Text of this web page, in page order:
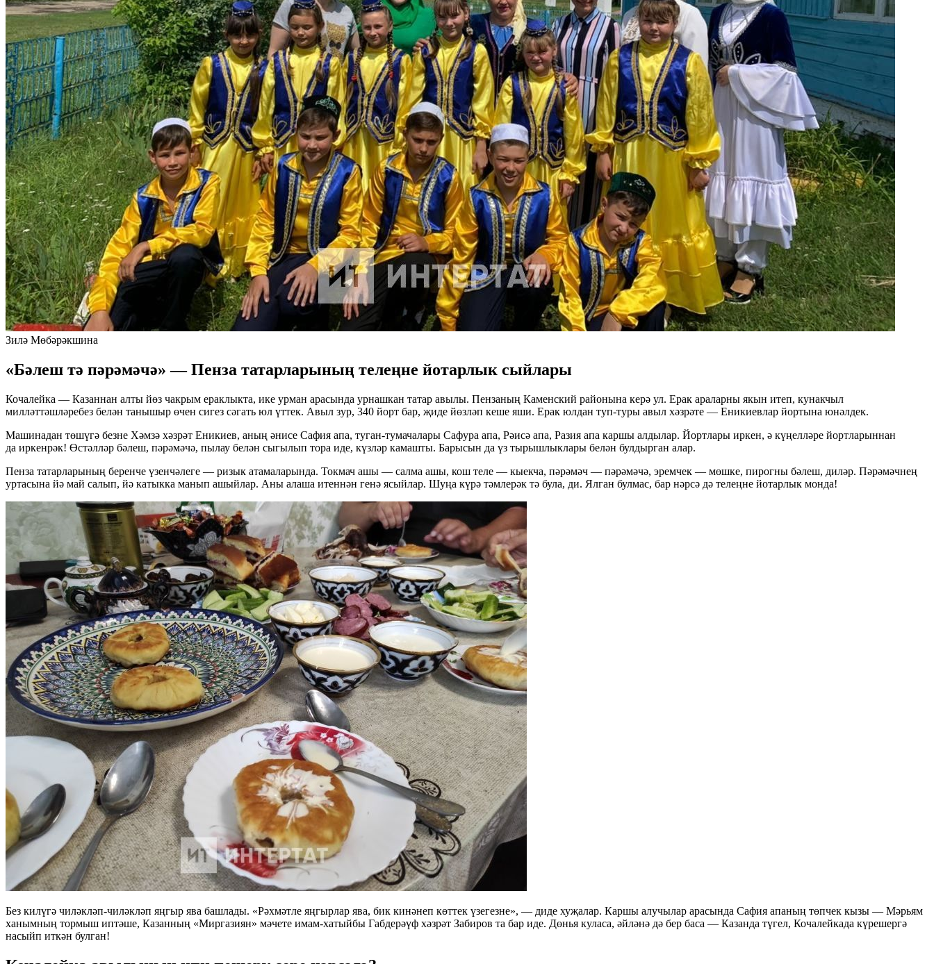
Зилә Мөбәрәкшина
«Бәлеш тә пәрәмәчә» — Пенза татарларының телеңне йотарлык сыйлары
Кочалейка — Казаннан алты йөз чакрым ераклыкта, ике урман арасында урнашкан татар авылы. Пензаның Каменский районына керә ул. Ерак араларны якын итеп, кунакчыл
милләттәшләребез белән танышыр өчен сигез сәгать юл үттек. Авыл зур, 340 йорт бар, җиде йөзләп кеше яши. Ерак юлдан туп-туры авыл хәзрәте — Еникиевлар йортына юнәлдек.
Машинадан төшүгә безне Хәмзә хәзрәт Еникиев, аның әнисе Сафия апа, туган-тумачалары Сафура апа, Рәисә апа, Разия апа каршы алдылар. Йортлары иркен, ә күңелләре йортларыннан
да иркенрәк! Өстәлләр бәлеш, пәрәмәчә, пылау белән сыгылып тора иде, күзләр камашты. Барысын да үз тырышлыклары белән булдырган алар.
Пенза татарларының беренче үзенчәлеге — ризык атамаларында. Токмач ашы — салма ашы, кош теле — кыекча, пәрәмәч — пәрәмәчә, эремчек — мөшке, пирогны бәлеш, диләр. Пәрәмәчнең
уртасына йә май салып, йә катыкка манып ашыйлар. Аны алаша итеннән генә ясыйлар. Шуңа күрә тәмлерәк тә була, ди. Ялган булмас, бар нәрсә дә телеңне йотарлык монда!
Без килүгә чиләкләп-чиләкләп яңгыр ява башлады. «Рәхмәтле яңгырлар ява, бик кинәнеп көттек үзегезне», — диде хуҗалар. Каршы алучылар арасында Сафия апаның төпчек кызы — Мәрьям
ханымның тормыш иптәше, Казанның «Миргазиян» мәчете имам-хатыйбы Габдерәүф хәзрәт Забиров та бар иде. Дөнья куласа, әйләнә дә бер баса — Казанда түгел, Кочалейкада күрешергә
насыйп иткән булган!